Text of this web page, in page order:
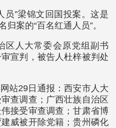
员”梁锦文回国投案。这是
归案的“百名红通人员”。
区人大常委会原党组副书
宣判，被告人杜梓被判处
站29日通报：西安市人大
查调查；广西壮族自治区
接受审查调查；甘肃省博
威被开除党籍；贵州磷化